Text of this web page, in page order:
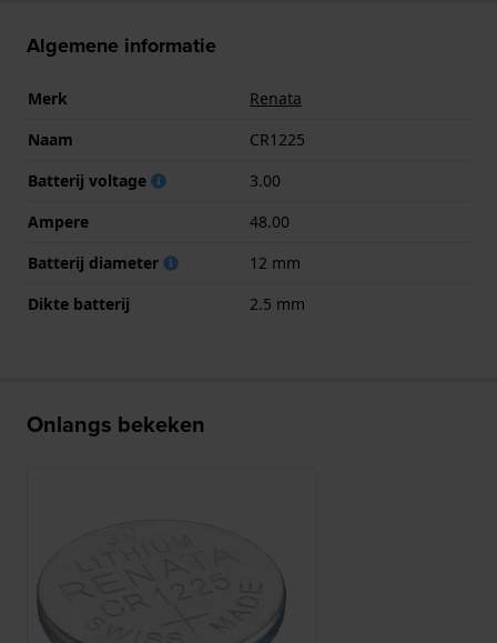
Algemene informatie
Merk
Renata
Naam
CR1225
Batterij voltage
3.00
Ampere
48.00
Batterij diameter
12 mm
Dikte batterij
2.5 mm
Onlangs bekeken